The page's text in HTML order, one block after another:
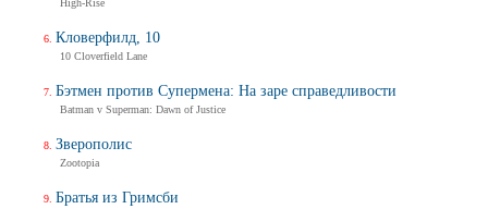
High-Rise
Кловерфилд, 10
10 Cloverfield Lane
Бэтмен против Супермена: На заре справедливости
Batman v Superman: Dawn of Justice
Зверополис
Zootopia
Братья из Гримсби